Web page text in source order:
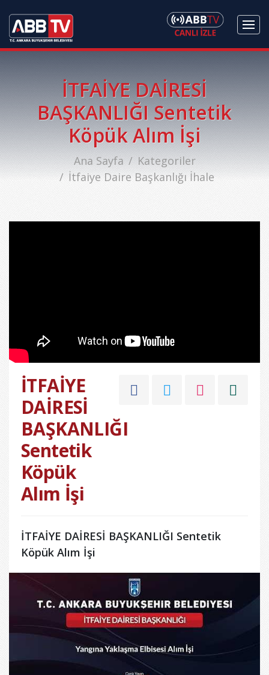
İTFAİYE DAİRESİ
BAŞKANLIĞI Sentetik
Köpük Alım İşi
Ana Sayfa
Kategoriler
İtfaiye Daire Başkanlığı İhale
İTFAİYE
DAİRESİ
BAŞKANLIĞI
Sentetik
Köpük
Alım İşi
İTFAİYE DAİRESİ BAŞKANLIĞI Sentetik
Köpük Alım İşi